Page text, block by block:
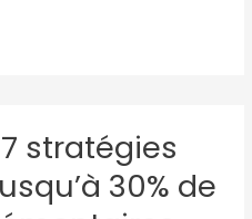
stratégies
30% de